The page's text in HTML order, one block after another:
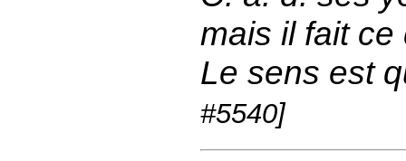
mais il fait
Le sens est
#5540]